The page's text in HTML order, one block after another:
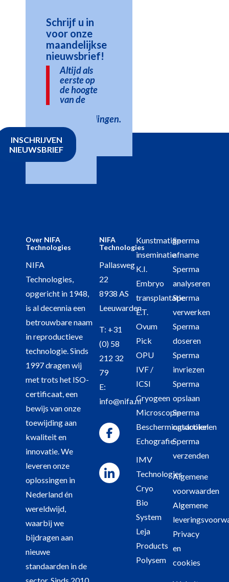
Schrijf u in
voor onze
maandelijkse
nieuwsbrief!
Altijd als
eerste op
de hoogte
van de
ontwikkelingen.
INSCHRIJVEN
NIEUWSBRIEF
Over NIFA
Technologies
NIFA
Technologies,
opgericht in 1948,
is al decennia een
betrouwbare naam
in reproductieve
technologie. Sinds
1997 dragen wij
met trots het ISO-
certificaat, een
bewijs van onze
toewijding aan
kwaliteit en
innovatie. We
leveren onze
oplossingen in
Nederland én
wereldwijd,
waarbij we
bijdragen aan
nieuwe
standaarden in de
NIFA
Technologies
Pallasweg
22
8938 AS
Leeuwarden
T: +31
(0) 58
212 32
79
E:
info@nifa.nl
Kunstmatige
inseminatie
K.I.
Embryo
transplantatie
E.T.
Ovum
Pick
OPU
IVF /
ICSI
Cryogeen
Microscopie
Beschermingsartikelen
Echografie
IMV
Technologies
Cryo
Bio
System
Leja
Products
Polysem
Sperma
afname
Sperma
analyseren
Sperma
verwerken
Sperma
doseren
Sperma
invriezen
Sperma
opslaan
Sperma
ontdooien
Sperma
verzenden
Algemene
voorwaarden
Algemene
Privacy
en
cookies